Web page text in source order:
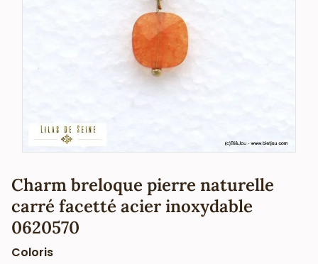
Charm breloque pierre naturelle
carré facetté acier inoxydable
0620570
Coloris